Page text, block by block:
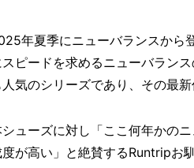
年夏季にニューバランスから
スピードを求めるニューバラン
人気のシリーズであり、その最
ューズに対し「ここ何年かの
度が高い」と絶賛するRuntripお